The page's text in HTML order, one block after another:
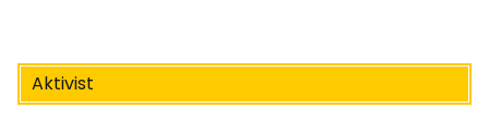
Aktivist